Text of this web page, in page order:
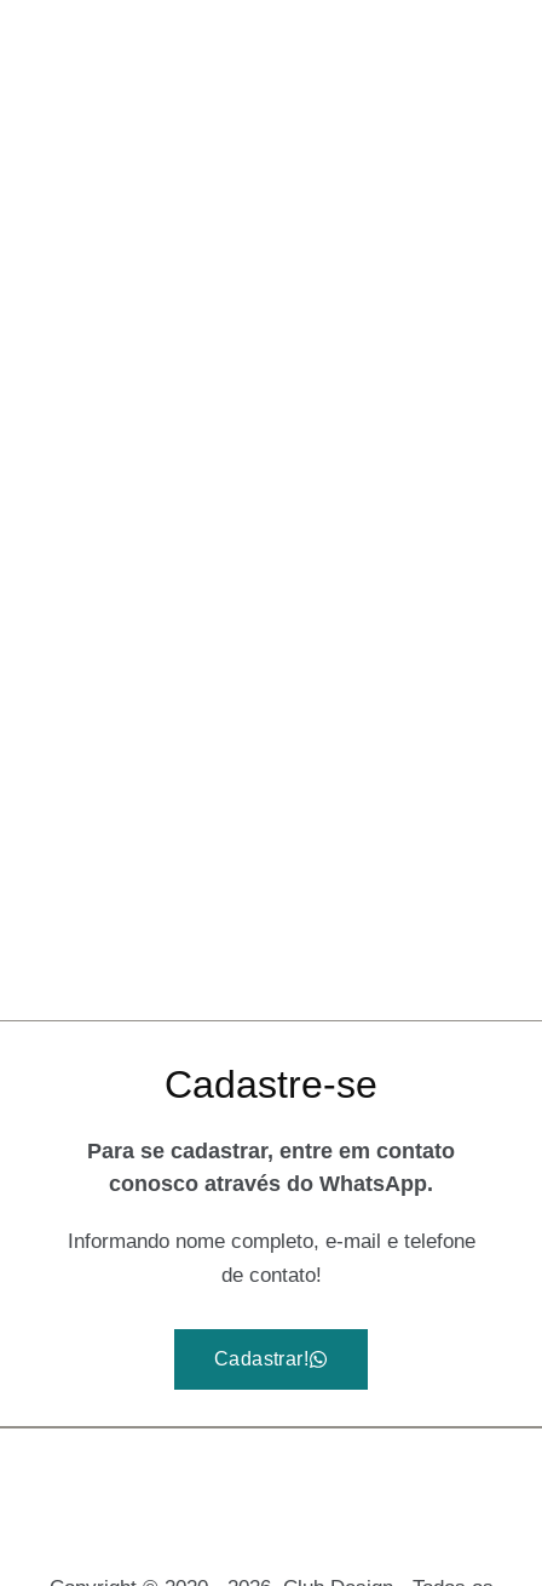
Cadastre-se
Para se cadastrar, entre em contato
conosco através do WhatsApp.
Informando nome completo, e-mail e telefone
de contato!
Cadastrar!